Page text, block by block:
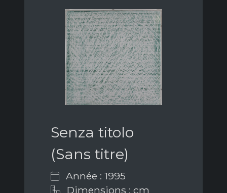
Senza titolo
(Sans titre)
Année : 1995
Dimensions : cm